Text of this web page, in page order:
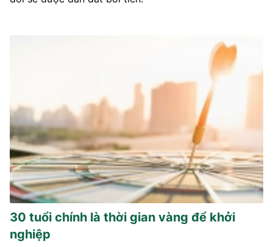
30 tuổi chính là thời gian vàng để khởi
nghiệp